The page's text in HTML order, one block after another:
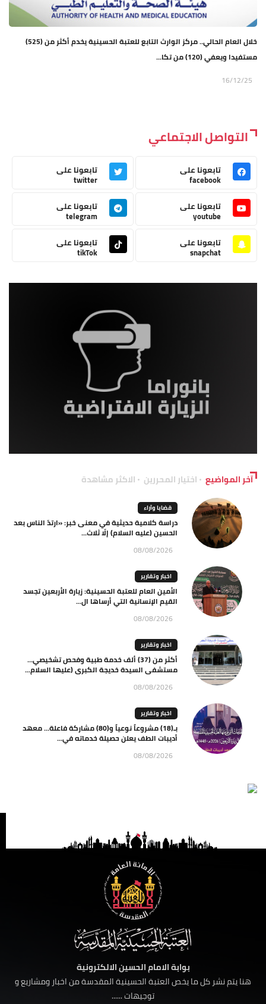
خلال العام الحالي.. مركز الوارث التابع للعتبة الحسينية يخدم أكثر من (525)
مستفيدا ويعفي (120) من تكا...
16/12/25
التواصل الاجتماعي
تابعونا على
facebook
تابعونا على
twitter
تابعونا على
youtube
تابعونا على
telegram
تابعونا على
snapchat
تابعونا على
tikTok
آخر المواضيع اختيار المحررين الاكثر مشاهدة
قضايا وآراء
دراسة كلامية حديثية في معنى خبر: «ارتدّ الناس بعد
الحسين (عليه السلام) إلّا ثلاث...
08/08/2026
اخبار وتقارير
الأمين العام للعتبة الحسينية: زيارة الأربعين تجسد
القيم الإنسانية التي أرساها ال...
08/08/2026
اخبار وتقارير
أكثر من (37) ألف خدمة طبية وفحص تشخيصي…
مستشفى السيدة خديجة الكبرى (عليها السلام...
08/08/2026
اخبار وتقارير
بـ(18) مشروعاً نوعياً و(80) مشاركة فاعلة… معهد
أديبات الطف يعلن حصيلة خدماته في...
08/08/2026
بوابة الامام الحسين الالكترونية
هنا يتم نشر كل ما يخص العتبة الحسينية المقدسة من اخبار ومشاريع و
توجيهات ......